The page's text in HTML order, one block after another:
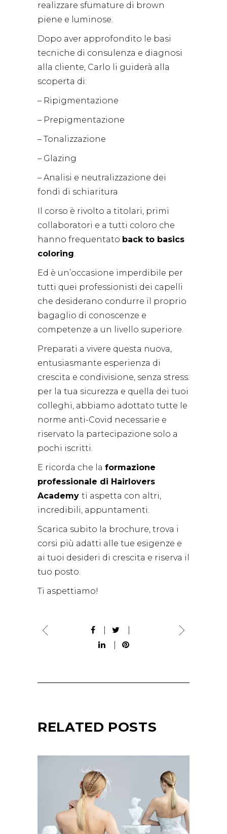
realizzare sfumature di brown
piene e luminose.
Dopo aver approfondito le basi
tecniche di consulenza e diagnosi
alla cliente, Carlo li guiderà alla
scoperta di:
– Ripigmentazione
– Prepigmentazione
– Tonalizzazione
– Glazing
– Analisi e neutralizzazione dei
fondi di schiaritura
Il corso è rivolto a titolari, primi
collaboratori e a tutti coloro che
hanno frequentato back to basics
coloring.
Ed è un’occasione imperdibile per
tutti quei professionisti dei capelli
che desiderano condurre il proprio
bagaglio di conoscenze e
competenze a un livello superiore.
Preparati a vivere questa nuova,
entusiasmante esperienza di
crescita e condivisione, senza stress:
per la tua sicurezza e quella dei tuoi
colleghi, abbiamo adottato tutte le
norme anti-Covid necessarie e
riservato la partecipazione solo a
pochi iscritti.
E ricorda che la formazione
professionale di Hairlovers
Academy ti aspetta con altri,
incredibili, appuntamenti.
Scarica subito la brochure, trova i
corsi più adatti alle tue esigenze e
ai tuoi desideri di crescita e riserva il
tuo posto.
Ti aspettiamo!
RELATED POSTS